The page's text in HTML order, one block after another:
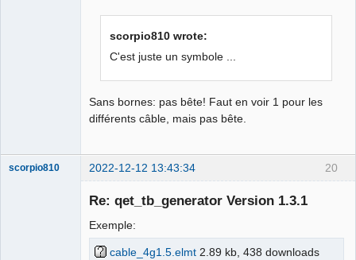
scorpio810 wrote:
C'est juste un symbole ...
Sans bornes: pas bête! Faut en voir 1 pour les
différents câble, mais pas bête.
20
scorpio810 2022-12-12 13:43:34
Re: qet_tb_generator Version 1.3.1
Exemple:
cable_4g1.5.elmt 2.89 kb, 438 downloads